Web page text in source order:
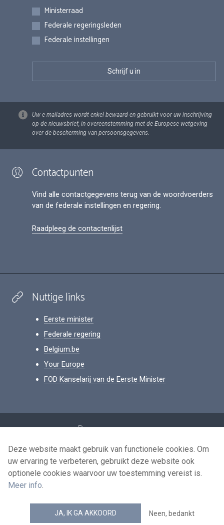
Inschrijvingen
Ministerraad
Federale regeringsleden
Federale instellingen
Uw e-mailadres wordt enkel bewaard en gebruikt voor uw inschrijving
op de nieuwsbrief, in overeenstemming met de Europese wetgeving
over de bescherming van persoonsgegevens.
Contactpunten
Vind alle contactgegevens terug van de woordvoerders
van de federale instellingen en regering.
Raadpleeg de contactenlijst
Nuttige links
Eerste minister
Federale regering
Belgium.be
Your Europe
FOD Kanselarij van de Eerste Minister
Persoonsgegevens
Voorwaarden voor het hergebruik
Contacteer ons
news.belgium RSS feed
Deze website maakt gebruik van functionele cookies. Om
uw ervaring te verbeteren, gebruikt deze website ook
optionele cookies waarvoor uw toestemming vereist is.
Meer info.
JA, IK GA AKKOORD Neen, bedankt